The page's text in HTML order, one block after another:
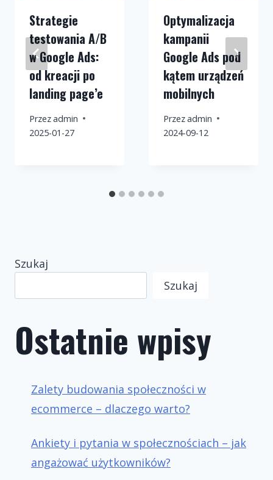
Strategie
testowania A/B
w Google Ads:
od kreacji po
landing page’e
Przezadmin
2025-01-27
Optymalizacja
kampanii
Google Ads pod
kątem urządzeń
mobilnych
Przezadmin
2024-09-12
Szukaj
Szukaj
Ostatnie wpisy
Zalety budowania społeczności w
ecommerce – dlaczego warto?
Ankiety i pytania w społecznościach – jak
angażować użytkowników?